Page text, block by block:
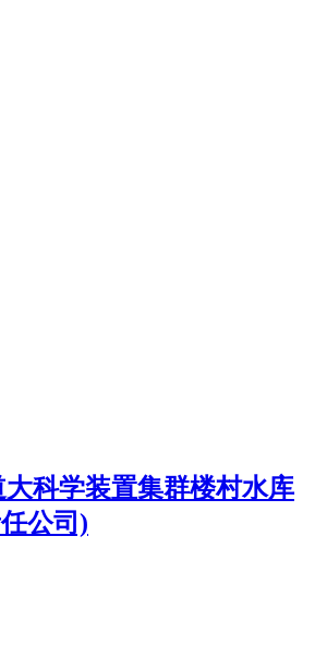
科学装置集群楼村水库
公司)